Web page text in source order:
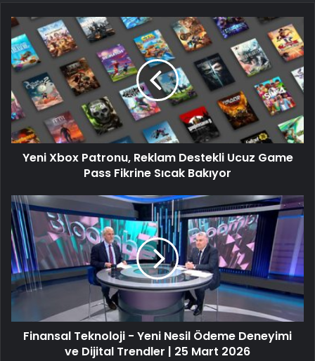
Yeni Xbox Patronu, Reklam Destekli Ucuz Game
Pass Fikrine Sıcak Bakıyor
Finansal Teknoloji - Yeni Nesil Ödeme Deneyimi
ve Dijital Trendler | 25 Mart 2026